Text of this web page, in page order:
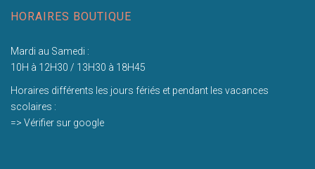
HORAIRES BOUTIQUE
Mardi au Samedi :
10H à 12H30 / 13H30 à 18H45
Horaires différents les jours fériés et pendant les vacances
scolaires :
=> Vérifier sur google